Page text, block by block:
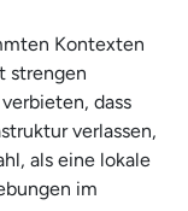
Kontexten
strengen
dass
verlassen,
als eine lokale
im